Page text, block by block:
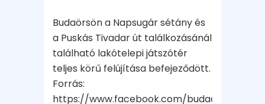
Budaörsön a Napsugár sétány és
a Puskás Tivadar út találkozásánál
található lakótelepi játszótér
teljes körű felújítása befejeződött.
Forrás:
https://www.facebook.com/